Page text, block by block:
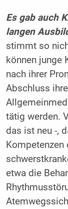
Es gab auch
langen
stimmt so
können junge
nach ihrer
Abschluss
tätig werden.
das ist neu -,
etwa die